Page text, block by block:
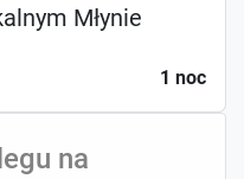
Młynie
1 noc
na